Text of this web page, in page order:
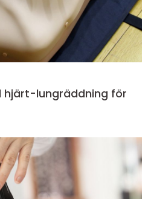
hjärt-lungräddning för